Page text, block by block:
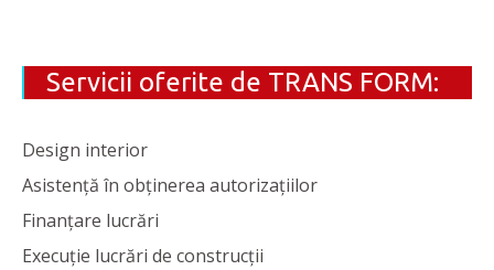
Servicii oferite de TRANS FORM:
Design interior
Asistență în obținerea autorizațiilor
Finanțare lucrări
Execuție lucrări de construcții